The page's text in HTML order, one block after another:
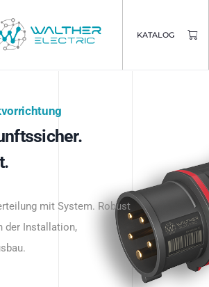
KATALOG
Stromverteilung
hier.
mit System. Robust
der Installation,
Energie.
IP-geschützt und